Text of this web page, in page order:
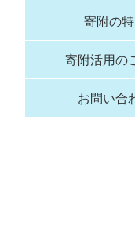
寄附の
寄附活用の
お問い合